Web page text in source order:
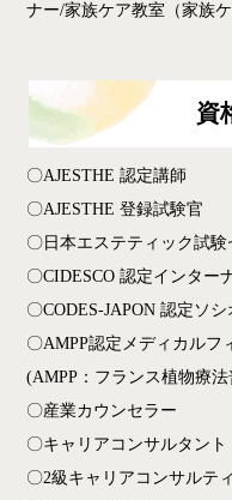
ナー/家族ケア教室（家族
資
〇AJESTHE 認定講師
〇AJESTHE 登録試験官
〇日本エステティック試
〇CIDESCO 認定インター
〇CODES-JAPON 認定ソ
〇AMPP認定メディカルフ
(AMPP：フランス植物療
〇産業カウンセラー
〇キャリアコンサルタント
〇2級キャリアコンサルテ